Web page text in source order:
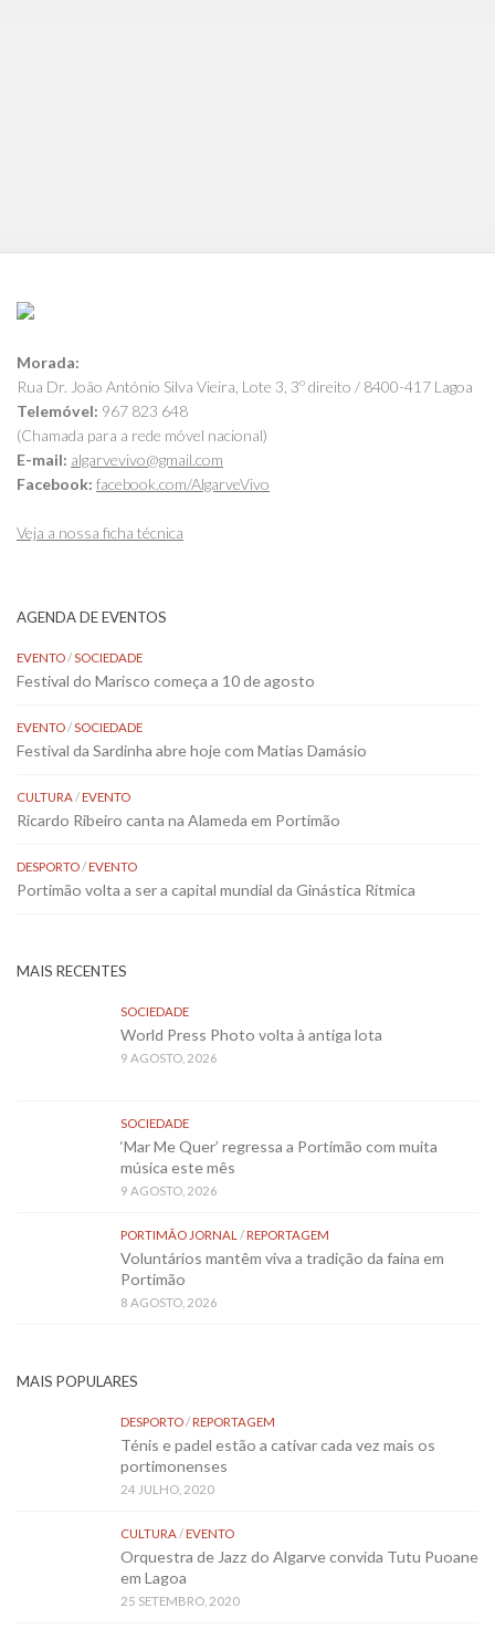
Morada:
Rua Dr. João António Silva Vieira, Lote 3, 3º direito / 8400-417 Lagoa
Telemóvel: 967 823 648
(Chamada para a rede móvel nacional)
E-mail: algarvevivo@gmail.com
Facebook: facebook.com/AlgarveVivo
Veja a nossa ficha técnica
AGENDA DE EVENTOS
EVENTO/SOCIEDADE
Festival do Marisco começa a 10 de agosto
EVENTO/SOCIEDADE
Festival da Sardinha abre hoje com Matias Damásio
CULTURA/EVENTO
Ricardo Ribeiro canta na Alameda em Portimão
DESPORTO/EVENTO
Portimão volta a ser a capital mundial da Ginástica Rítmica
MAIS RECENTES
SOCIEDADE
World Press Photo volta à antiga lota
9 AGOSTO, 2026
SOCIEDADE
‘Mar Me Quer’ regressa a Portimão com muita
música este mês
9 AGOSTO, 2026
PORTIMÃO JORNAL /REPORTAGEM
Voluntários mantêm viva a tradição da faina em
Portimão
8 AGOSTO, 2026
MAIS POPULARES
DESPORTO/REPORTAGEM
Ténis e padel estão a cativar cada vez mais os
portimonenses
24 JULHO, 2020
CULTURA/EVENTO
Orquestra de Jazz do Algarve convida Tutu Puoane
em Lagoa
25 SETEMBRO, 2020